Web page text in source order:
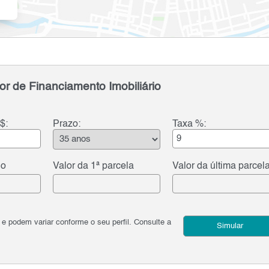
de Financiamento Imobiliário
Prazo: Taxa %:
Valor da 1ª parcela Valor da última
podem variar conforme o seu perfil. Consulte a Simular